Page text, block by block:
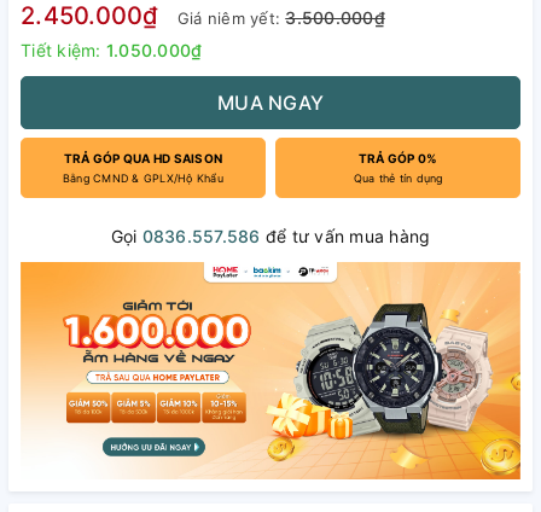
2.450.000₫ Giá niêm yết:3.500.000₫
Tiết kiệm: 1.050.000₫
MUA NGAY
TRẢ GÓP QUA HD SAISON
Bằng CMND & GPLX/Hộ Khẩu
TRẢ GÓP 0%
Qua thẻ tín dụng
Gọi 0836.557.586 để tư vấn mua hàng